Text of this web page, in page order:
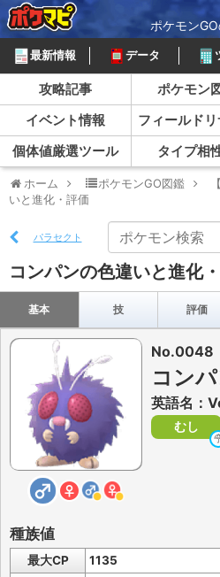
ポケモン
最新情報 データ
攻略記事 ポケモン
イベント情報
フィールド
個体値厳選ツール
タイプ相
ホーム ポケモンGO図鑑
いと進化・評価
パラセクト
コンパンの色違いと進化
基本 技 評価
No.0048
コン
英語名：
むし
種族値
最大CP 1135